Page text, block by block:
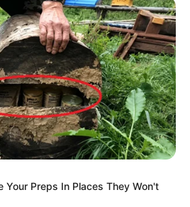
Your Preps In Places They Won't